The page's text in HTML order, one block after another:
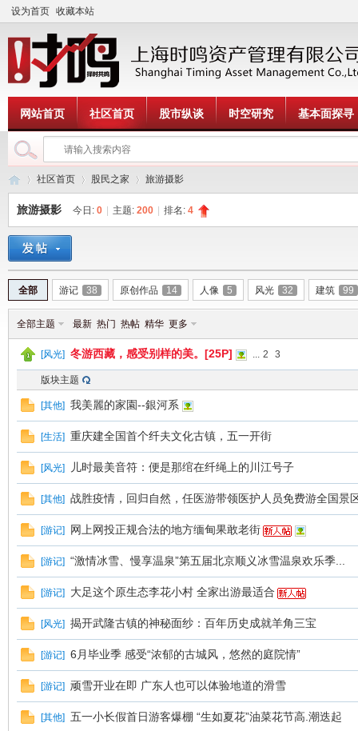
设为首页 收藏本站
网站首页 社区首页 股市纵谈 时空研究 基本面探寻
»
社区首页 股民之家 旅游摄影
旅游摄影 今日: 0 主题: 200 排名: 4
全部 游记 38 原创作品 14 人像 5 风光 32 建筑 99
全部主题 最新 热门 热帖 精华 更多
[风光] 冬游西藏，感受别样的美。[25P] ... 2 3
版块主题
[其他] 我美麗的家園--銀河系
[生活] 重庆建全国首个纤夫文化古镇，五一开街
[风光] 儿时最美音符：便是那绾在纤绳上的川江号子
[其他] 战胜疫情，回归自然，任医游带领医护人员免费游全国景
[游记] 网上网投正规合法的地方缅甸果敢老街
[游记] “激情冰雪、慢享温泉”第五届北京顺义冰雪温泉欢乐季...
[游记] 大足这个原生态李花小村 全家出游最适合
[风光] 揭开武隆古镇的神秘面纱：百年历史成就羊角三宝
[游记] 6月毕业季 感受“浓郁的古城风，悠然的庭院情”
[游记] 顽雪开业在即 广东人也可以体验地道的滑雪
[其他] 五一小长假首日游客爆棚 “生如夏花”油菜花节高.潮迭起